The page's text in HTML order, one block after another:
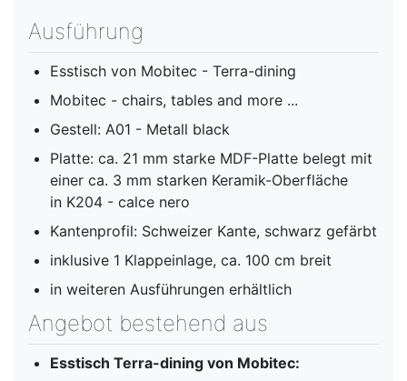
Ausführung
Esstisch von Mobitec - Terra-dining
Mobitec - chairs, tables and more ...
Gestell: A01 - Metall black
Platte: ca. 21 mm starke MDF-Platte belegt mit
einer ca. 3 mm starken Keramik-Oberfläche
in K204 - calce nero
Kantenprofil: Schweizer Kante, schwarz gefärbt
inklusive 1 Klappeinlage, ca. 100 cm breit
in weiteren Ausführungen erhältlich
Angebot bestehend aus
Esstisch Terra-dining von Mobitec: